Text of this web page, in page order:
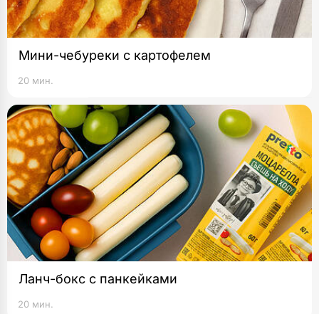
Мини-чебуреки с картофелем
20 мин.
Ланч-бокс с панкейками
20 мин.